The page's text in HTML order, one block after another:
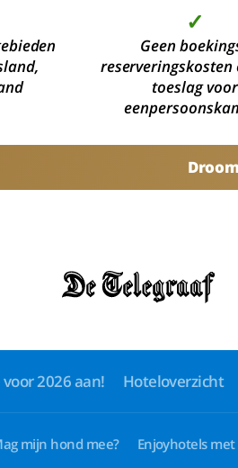
✓
Geen
reserveringskosten
toeslag voor
2026 aan! Hoteloverzicht
mijn hond mee? Enjoyhotels met